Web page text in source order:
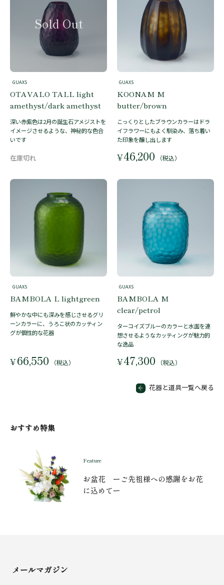
GUAXS
OTAVALO TALL light
amethyst/dark amethyst
深い赤紫色は2月の誕生石アメジストを
イメージさせるような、神秘的な色合
いです
GUAXS
KOONAM M
butter/brown
こっくりとしたブラウンカラーはドラ
イフラワーにもよく馴染み、落ち着い
た印象を醸し出します
¥46,200 （税込）
GUAXS
BAMBOLA L lightgreen
鮮やかな中にも深みを感じさせるグリ
ーンカラーに、うろこ状のカッティン
グが個性的な花器
¥66,550 （税込）
GUAXS
BAMBOLA M
clear/petrol
ターコイズブルーのカラーと水面を連
想させるようなカッティングが魅力的
な逸品
¥47,300 （税込）
花器と道具一覧へ戻る
おすすめ特集
Feature
お盆花 ーご先祖様への感謝をお花
に込めてー
メールマガジン